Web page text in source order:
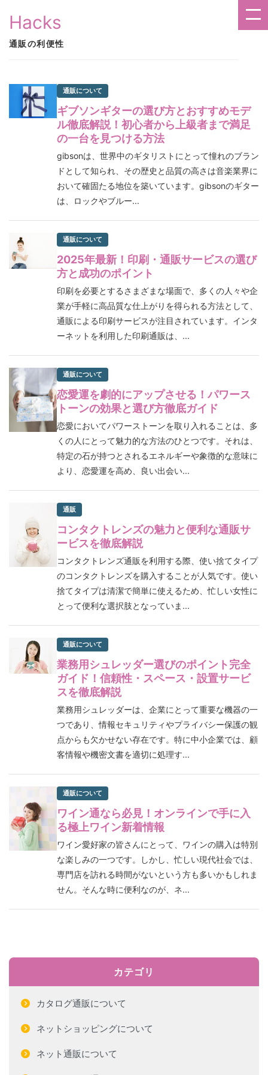
Hacks
通販の利便性
通販について
ギブソンギターの選び方とおすすめモデ
ル徹底解説！初心者から上級者まで満足
の一台を見つける方法
gibsonは、世界中のギタリストにとって憧れのブラン
ドとして知られ、その歴史と品質の高さは音楽業界に
おいて確固たる地位を築いています。gibsonのギター
は、ロックやブルー...
通販について
2025年最新！印刷・通販サービスの選び
方と成功のポイント
印刷を必要とするさまざまな場面で、多くの人々や企
業が手軽に高品質な仕上がりを得られる方法として、
通販による印刷サービスが注目されています。インタ
ーネットを利用した印刷通販は、...
通販について
恋愛運を劇的にアップさせる！パワース
トーンの効果と選び方徹底ガイド
恋愛においてパワーストーンを取り入れることは、多
くの人にとって魅力的な方法のひとつです。それは、
特定の石が持つとされるエネルギーや象徴的な意味に
より、恋愛運を高め、良い出会い...
通販
コンタクトレンズの魅力と便利な通販サ
ービスを徹底解説
コンタクトレンズ通販を利用する際、使い捨てタイプ
のコンタクトレンズを購入することが人気です。使い
捨てタイプは清潔で簡単に使えるため、忙しい女性に
とって便利な選択肢となっていま...
通販について
業務用シュレッダー選びのポイント完全
ガイド！信頼性・スペース・設置サービ
スを徹底解説
業務用シュレッダーは、企業にとって重要な機器の一
つであり、情報セキュリティやプライバシー保護の観
点からも欠かせない存在です。特に中小企業では、顧
客情報や機密文書を適切に処理す...
通販について
ワイン通なら必見！オンラインで手に入
る極上ワイン新着情報
ワイン愛好家の皆さんにとって、ワインの購入は特別
な楽しみの一つです。しかし、忙しい現代社会では、
専門店を訪れる時間がないという方も多いかもしれま
せん。そんな時に便利なのが、ネ...
カテゴリ
カタログ通販について
ネットショッピングについて
ネット通販について